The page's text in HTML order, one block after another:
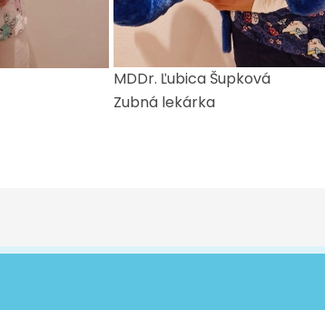
MDDr. Ľubica Šupková
Zubná lekárka